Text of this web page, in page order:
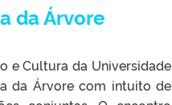
da Árvore
e Cultura da Universidade
da Árvore com intuito de